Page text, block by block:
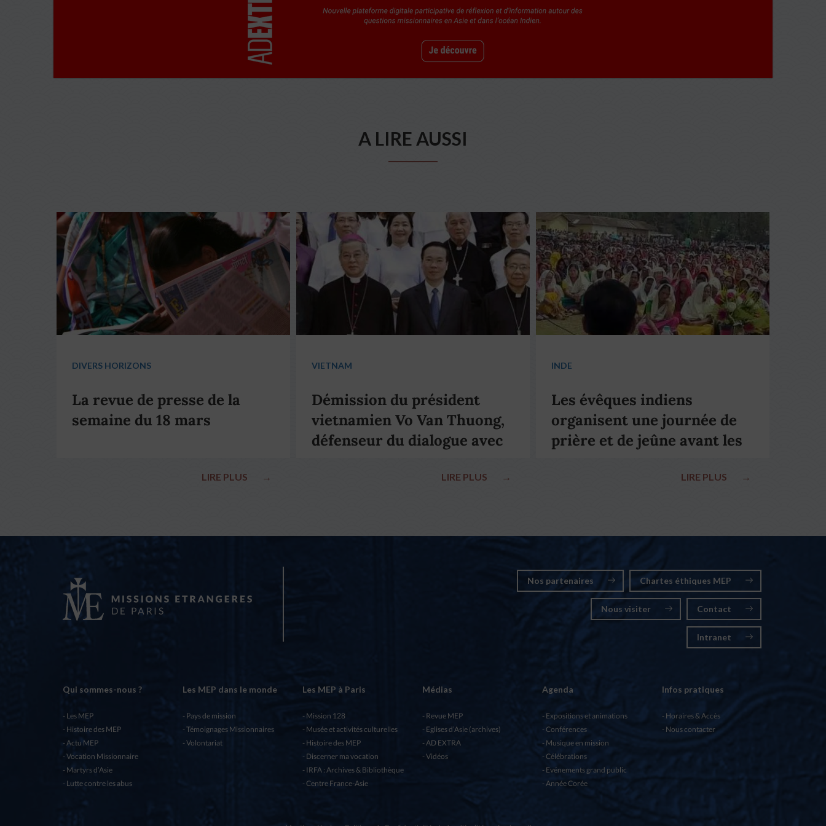
A LIRE AUSSI
DIVERS HORIZONS
La revue de presse de la
semaine du 18 mars
LIRE PLUS →
VIETNAM
Démission du président
vietnamien Vo Van Thuong,
défenseur du dialogue avec
LIRE PLUS →
INDE
Les évêques indiens
organisent une journée de
prière et de jeûne avant les
LIRE PLUS →
Nos partenaires Chartes éthiques MEP
Nous visiter Contact
Intranet
Qui sommes-nous ?
Les MEP
Histoire des MEP
Actu MEP
Vocation Missionnaire
Martyrs d’Asie
Lutte contre les abus
Les MEP dans le monde
Pays de mission
Témoignages Missionnaires
Volontariat
Les MEP à Paris
Mission 128
Musée et activités culturelles
Histoire des MEP
Discerner ma vocation
IRFA : Archives & Bibliothèque
Centre France-Asie
Médias
Revue MEP
Eglises d’Asie (archives)
AD EXTRA
Vidéos
Agenda
Expositions et animations
Conférences
Musique en mission
Célébrations
Evénements grand public
Année Corée
Infos pratiques
Horaires & Accès
Nous contacter